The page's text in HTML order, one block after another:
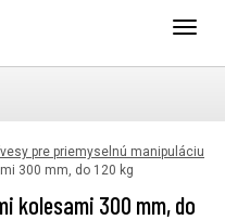
pre priemyselnú manipuláciu
300 mm, do 120 kg
kolesami 300 mm, do